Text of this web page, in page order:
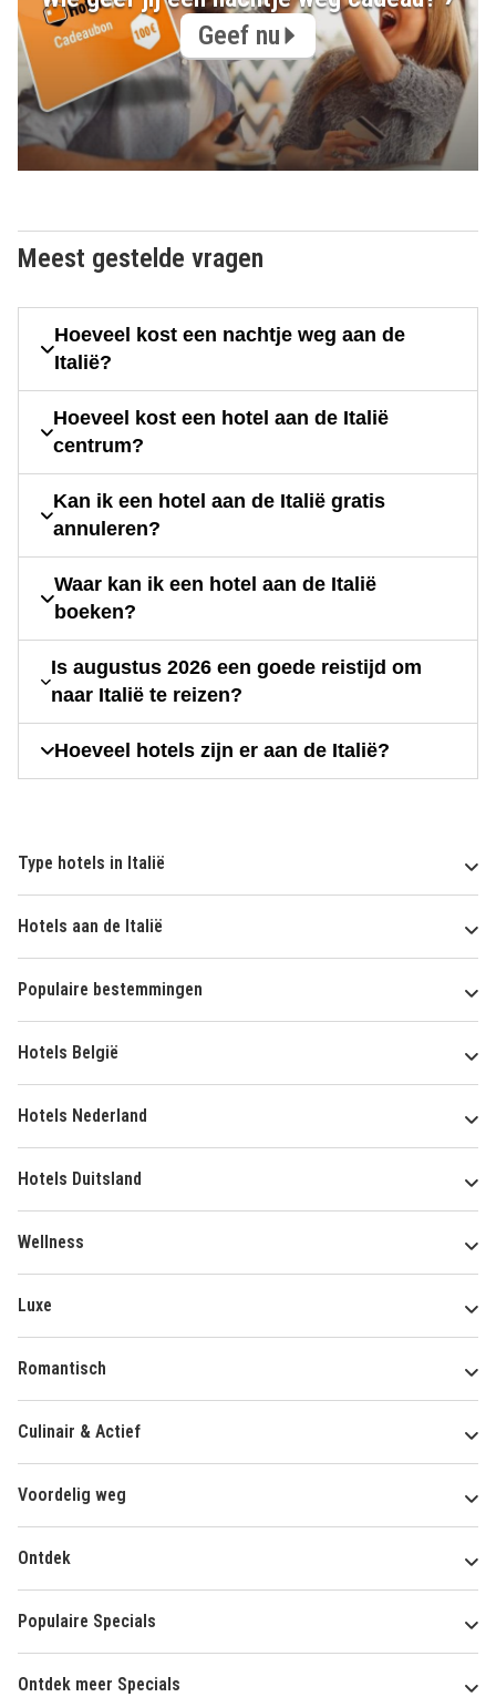
Geef nu
Meest gestelde vragen
Hoeveel kost een nachtje weg aan de
Italië?
Hoeveel kost een hotel aan de Italië
centrum?
Kan ik een hotel aan de Italië gratis
annuleren?
Waar kan ik een hotel aan de Italië
boeken?
Is augustus 2026 een goede reistijd om
naar Italië te reizen?
Hoeveel hotels zijn er aan de Italië?
Type hotels in Italië
Hotels aan de Italië
Populaire bestemmingen
Hotels België
Hotels Nederland
Hotels Duitsland
Wellness
Luxe
Romantisch
Culinair & Actief
Voordelig weg
Ontdek
Populaire Specials
Ontdek meer Specials